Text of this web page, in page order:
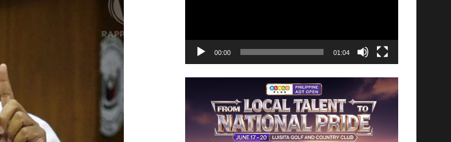
00:00 01:04